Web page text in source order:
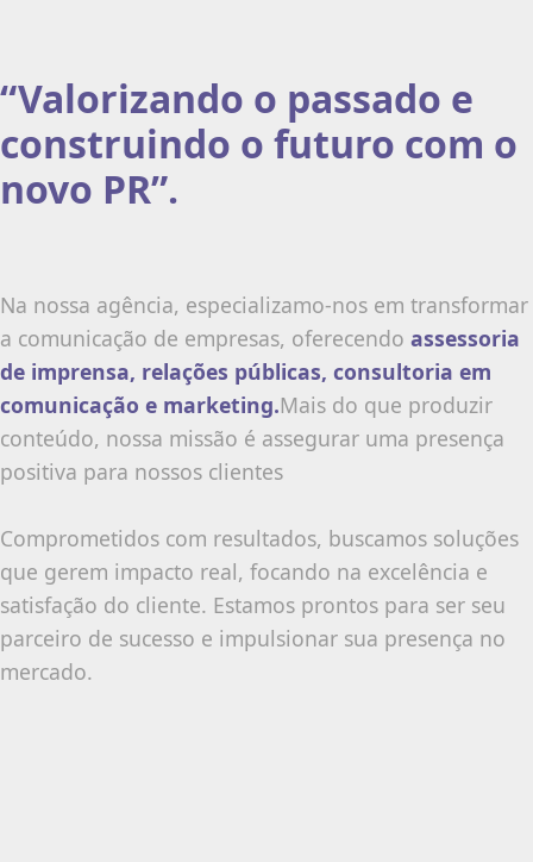
“Valorizando o passado e
construindo o futuro com o
novo PR”.
Na nossa agência, especializamo-nos em transformar
a comunicação de empresas, oferecendo assessoria
de imprensa, relações públicas, consultoria em
comunicação e marketing.Mais do que produzir
conteúdo, nossa missão é assegurar uma presença
positiva para nossos clientes
Comprometidos com resultados, buscamos soluções
que gerem impacto real, focando na excelência e
satisfação do cliente. Estamos prontos para ser seu
parceiro de sucesso e impulsionar sua presença no
mercado.